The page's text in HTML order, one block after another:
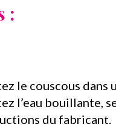
:
le couscous dans
l’eau bouillante,
du fabricant.